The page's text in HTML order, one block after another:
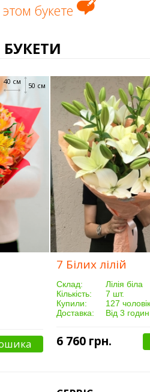
букете
50 см
40 см
7 Білих лілій
Склад:
Лілія біла
Кількість:
7 шт.
Купили:
127
Доставка:
Від 3 годин
6 760 грн.